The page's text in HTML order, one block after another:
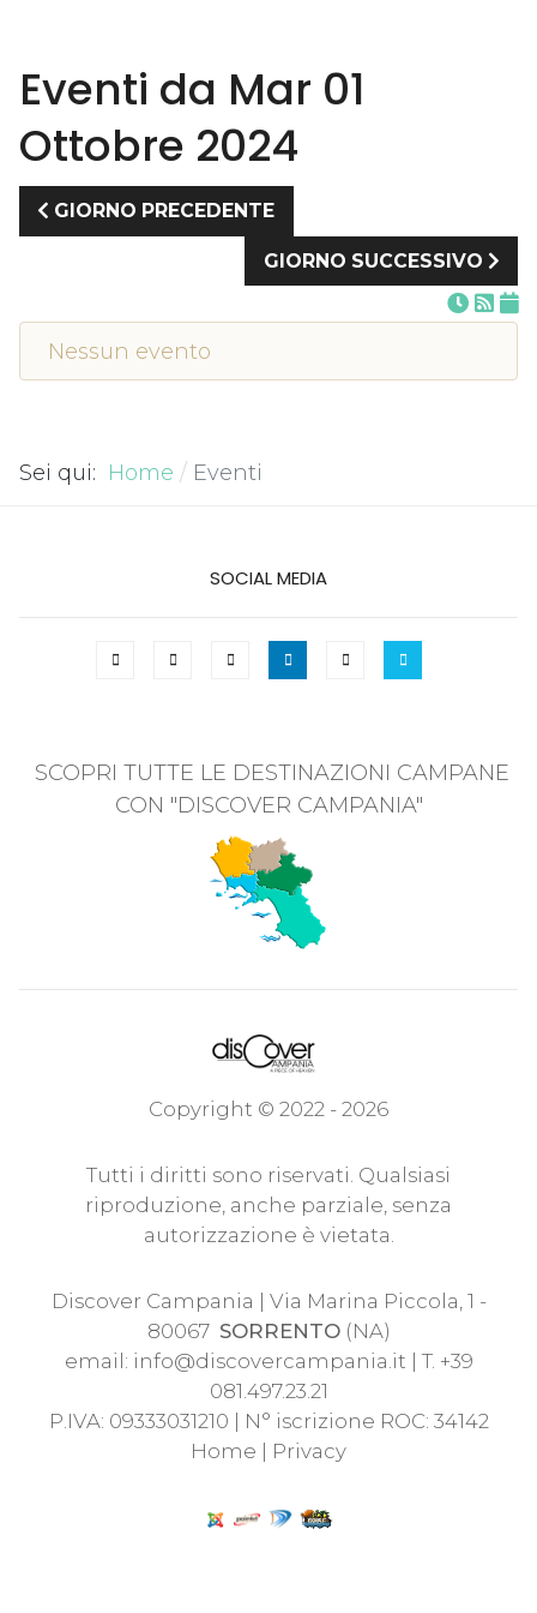
Eventi da Mar 01
Ottobre 2024
GIORNO PRECEDENTE
GIORNO SUCCESSIVO
Nessun evento
Sei qui: Home Eventi
SOCIAL MEDIA
SCOPRI TUTTE LE DESTINAZIONI CAMPANE
CON "DISCOVER CAMPANIA"
Copyright © 2022 - 2026
Tutti i diritti sono riservati. Qualsiasi
riproduzione, anche parziale, senza
autorizzazione è vietata.
Discover Campania | Via Marina Piccola, 1 -
80067 SORRENTO(NA)
email: info@discovercampania.it | T. +39
081.497.23.21
P.IVA: 09333031210 | N° iscrizione ROC: 34142
Home | Privacy